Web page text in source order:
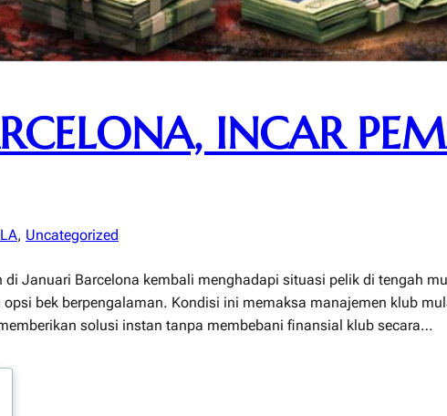
INCAR
, Uncategorized
di Januari Barcelona kembali menghadapi situasi pelik di tengah
bek berpengalaman. Kondisi ini memaksa manajemen klub
solusi instan tanpa membebani finansial klub secara…